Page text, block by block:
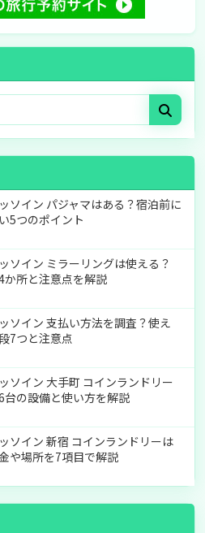
ソイン パジャマはある？宿泊前に
5つのポイント
ソイン ミラーリングは使える？
か所と注意点を解説
ソイン 支払い方法を調査？使え
7つと注意点
ソイン 大手町 コインランドリー
台の設備と使い方を解説
ソイン 新宿 コインランドリーは
や場所を7項目で解説